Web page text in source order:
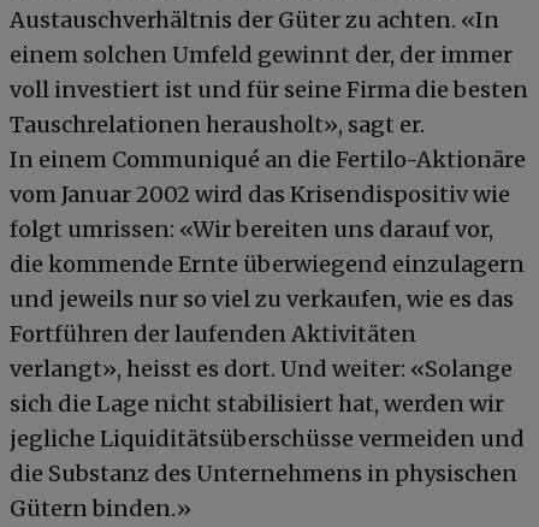
Austauschverhältnis der Güter zu achten. «In
einem solchen Umfeld gewinnt der, der immer
voll investiert ist und für seine Firma die besten
Tauschrelationen herausholt», sagt er.
In einem Communiqué an die Fertilo-Aktionäre
vom Januar 2002 wird das Krisendispositiv wie
folgt umrissen: «Wir bereiten uns darauf vor,
die kommende Ernte überwiegend einzulagern
und jeweils nur so viel zu verkaufen, wie es das
Fortführen der laufenden Aktivitäten
verlangt», heisst es dort. Und weiter: «Solange
sich die Lage nicht stabilisiert hat, werden wir
jegliche Liquiditätsüberschüsse vermeiden und
die Substanz des Unternehmens in physischen
Gütern binden.»